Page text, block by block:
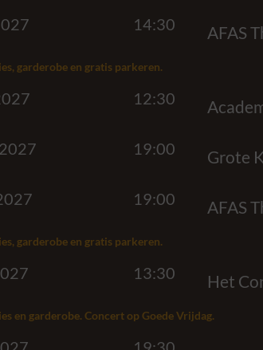
14:30 AFAS
garderobe en gratis parkeren.
12:30
19:00 Grote
19:00 AFAS
garderobe en gratis parkeren.
13:30 Het
en garderobe. Concert op Goede Vrijdag.